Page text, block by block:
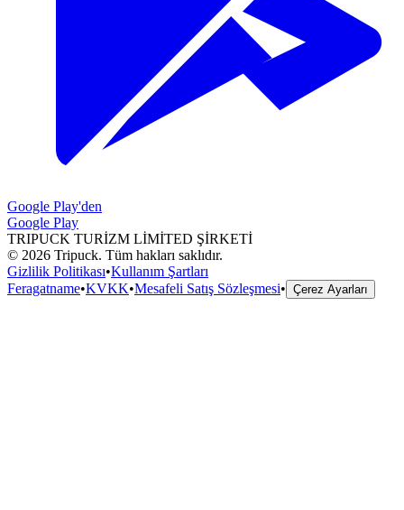
Google Play'den
Google Play
TRIPUCK TURİZM LİMİTED ŞİRKETİ
© 2026 Tripuck. Tüm hakları saklıdır.
Gizlilik Politikası•Kullanım Şartları
Feragatname•KVKK•Mesafeli Satış Sözleşmesi• Çerez Ayarları